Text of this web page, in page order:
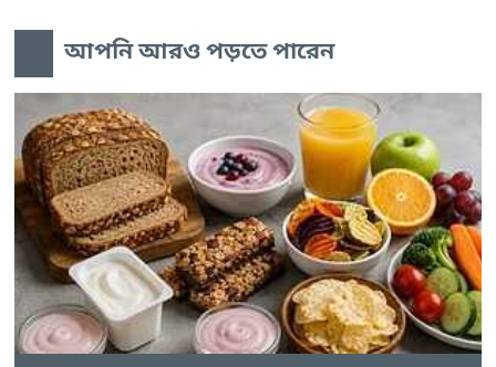
আপনি আরও পড়তে পারেন